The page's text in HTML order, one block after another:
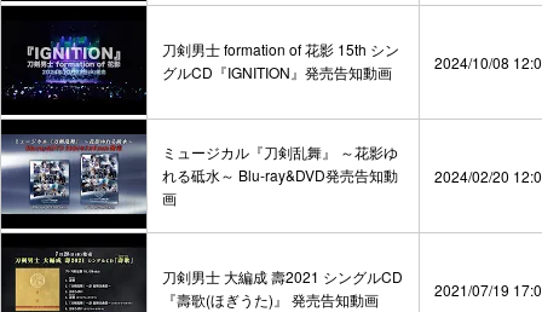
刀剣男士 formation of 花影 15th シン
グルCD『IGNITION』発売告知動画
2024/10/08
ミュージカル『刀剣乱舞』 ～花影ゆ
れる砥水～ Blu-ray&DVD発売告知動
画
2024/02/20
刀剣男士 大編成 壽2021 シングルCD
『壽歌(ほぎうた)』 発売告知動画
2021/07/19